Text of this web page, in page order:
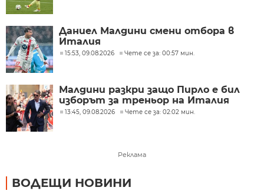
Даниел Малдини смени отбора в
Италия
15:53, 09.08.2026 Чете се за: 00:57 мин.
Малдини разкри защо Пирло е бил
изборът за треньор на Италия
13:45, 09.08.2026 Чете се за: 02:02 мин.
Реклама
ВОДЕЩИ НОВИНИ